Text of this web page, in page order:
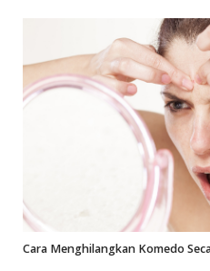
Cara Menghilangkan Komedo